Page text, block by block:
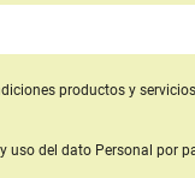
productos y servicios
uso del dato Personal por